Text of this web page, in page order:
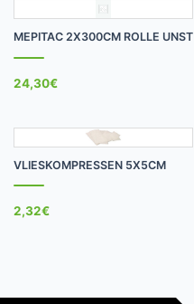
MEPITAC 2X300CM ROLLE UNST
24,30€
VLIESKOMPRESSEN 5X5CM
2,32€